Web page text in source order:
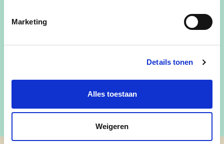
Marketing
Details tonen
Alles toestaan
Weigeren
plaatje compleet.Ik mag de lijst trekken voor
cdenv Huldenberg op 13 oktober 2024.Sinds
zaken en OCMW-voorzitter.Huldenberg is voor